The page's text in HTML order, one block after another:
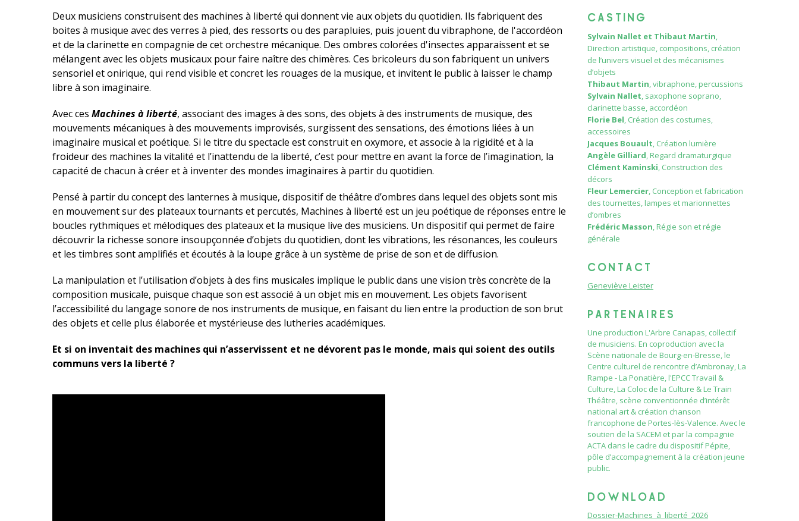
Deux musiciens construisent des machines à liberté qui donnent vie aux objets du quotidien. Ils fabriquent des
boites à musique avec des verres à pied, des ressorts ou des parapluies, puis jouent du vibraphone, de l'accordéon
et de la clarinette en compagnie de cet orchestre mécanique. Des ombres colorées d'insectes apparaissent et se
mélangent avec les objets musicaux pour faire naître des chimères. Ces bricoleurs du son fabriquent un univers
sensoriel et onirique, qui rend visible et concret les rouages de la musique, et invitent le public à laisser le champ
libre à son imaginaire.
Avec ces Machines à liberté, associant des images à des sons, des objets à des instruments de musique, des
mouvements mécaniques à des mouvements improvisés, surgissent des sensations, des émotions liées à un
imaginaire musical et poétique. Si le titre du spectacle est construit en oxymore, et associe à la rigidité et à la
froideur des machines la vitalité et l’inattendu de la liberté, c’est pour mettre en avant la force de l’imagination, la
capacité de chacun à créer et à inventer des mondes imaginaires à partir du quotidien.
Pensé à partir du concept des lanternes à musique, dispositif de théâtre d’ombres dans lequel des objets sont mis
en mouvement sur des plateaux tournants et percutés, Machines à liberté est un jeu poétique de réponses entre le
boucles rythmiques et mélodiques des plateaux et la musique live des musiciens. Un dispositif qui permet de faire
découvrir la richesse sonore insoupçonnée d’objets du quotidien, dont les vibrations, les résonances, les couleurs
et les timbres sont amplifiés et écoutés à la loupe grâce à un système de prise de son et de diffusion.
La manipulation et l’utilisation d’objets à des fins musicales implique le public dans une vision très concrète de la
composition musicale, puisque chaque son est associé à un objet mis en mouvement. Les objets favorisent
l’accessibilité du langage sonore de nos instruments de musique, en faisant du lien entre la production de son brut
des objets et celle plus élaborée et mystérieuse des lutheries académiques.
Et si on inventait des machines qui n’asservissent et ne dévorent pas le monde, mais qui soient des outils
communs vers la liberté ?
CASTING
Sylvain Nallet et Thibaut Martin,
Direction artistique, compositions, création
de l’univers visuel et des mécanismes
d’objets
Thibaut Martin, vibraphone, percussions
Sylvain Nallet, saxophone soprano,
clarinette basse, accordéon
Florie Bel, Création des costumes,
accessoires
Jacques Bouault, Création lumière
Angèle Gilliard, Regard dramaturgique
Clément Kaminski, Construction des
décors
Fleur Lemercier, Conception et fabrication
des tournettes, lampes et marionnettes
d’ombres
Frédéric Masson, Régie son et régie
générale
CONTACT
Geneviève Leister
PARTENAIRES
Une production L'Arbre Canapas, collectif
de musiciens. En coproduction avec la
Scène nationale de Bourg-en-Bresse, le
Centre culturel de rencontre d’Ambronay, La
Rampe - La Ponatière, l'EPCC Travail &
Culture, La Coloc de la Culture & Le Train
Théâtre, scène conventionnée d’intérêt
national art & création chanson
francophone de Portes-lès-Valence. Avec le
soutien de la SACEM et par la compagnie
ACTA dans le cadre du dispositif Pépite,
pôle d’accompagnement à la création jeune
public.
DOWNLOAD
Dossier-Machines_à_liberté_2026